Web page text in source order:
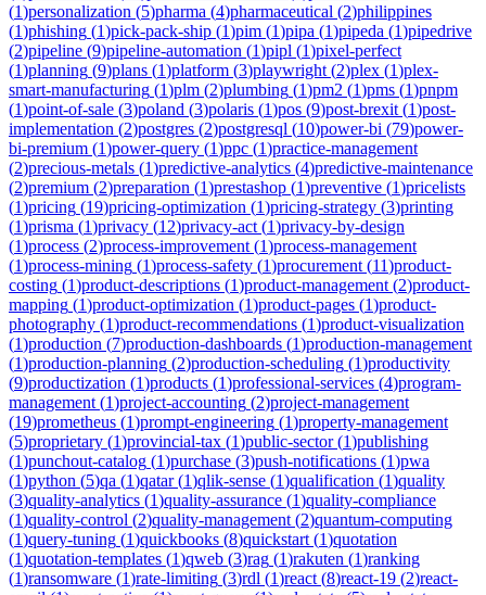
(1)personalization (5)pharma (4)pharmaceutical (2)philippines
(1)phishing (1)pick-pack-ship (1)pim (1)pipa (1)pipeda (1)pipedrive
(2)pipeline (9)pipeline-automation (1)pipl (1)pixel-perfect
(1)planning (9)plans (1)platform (3)playwright (2)plex (1)plex-
smart-manufacturing (1)plm (2)plumbing (1)pm2 (1)pms (1)pnpm
(1)point-of-sale (3)poland (3)polaris (1)pos (9)post-brexit (1)post-
implementation (2)postgres (2)postgresql (10)power-bi (79)power-
bi-premium (1)power-query (1)ppc (1)practice-management
(2)precious-metals (1)predictive-analytics (4)predictive-maintenance
(2)premium (2)preparation (1)prestashop (1)preventive (1)pricelists
(1)pricing (19)pricing-optimization (1)pricing-strategy (3)printing
(1)prisma (1)privacy (12)privacy-act (1)privacy-by-design
(1)process (2)process-improvement (1)process-management
(1)process-mining (1)process-safety (1)procurement (11)product-
costing (1)product-descriptions (1)product-management (2)product-
mapping (1)product-optimization (1)product-pages (1)product-
photography (1)product-recommendations (1)product-visualization
(1)production (7)production-dashboards (1)production-management
(1)production-planning (2)production-scheduling (1)productivity
(9)productization (1)products (1)professional-services (4)program-
management (1)project-accounting (2)project-management
(19)prometheus (1)prompt-engineering (1)property-management
(5)proprietary (1)provincial-tax (1)public-sector(1)publishing
(1)punchout-catalog (1)purchase (3)push-notifications (1)pwa
(1)python (5)qa (1)qatar(1)qlik-sense (1)qualification (1)quality
(3)quality-analytics (1)quality-assurance (1)quality-compliance
(1)quality-control (2)quality-management (2)quantum-computing
(1)query-tuning (1)quickbooks (8)quickstart (1)quotation
(1)quotation-templates (1)qweb (3)rag (1)rakuten (1)ranking
(1)ransomware (1)rate-limiting (3)rdl (1)react (8)react-19 (2)react-